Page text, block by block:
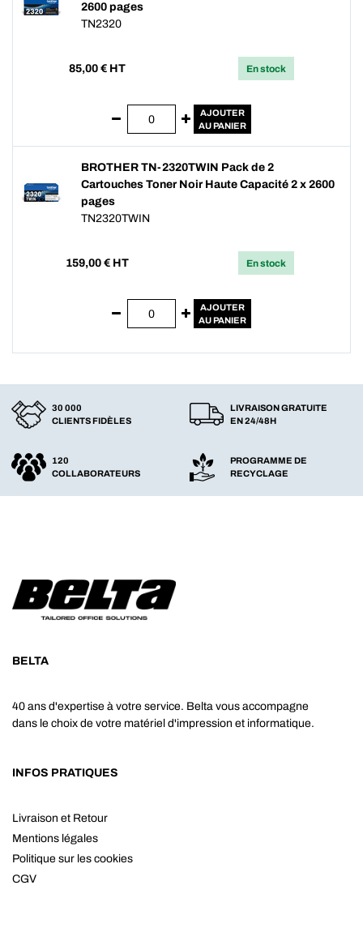
2600 pages
TN2320
85,00 € HT En stock
AJOUTER
AU PANIER
BROTHER TN-2320TWIN Pack de 2
Cartouches Toner Noir Haute Capacité 2 x 2600
pages
TN2320TWIN
159,00 € HT En stock
AJOUTER
AU PANIER
30 000
CLIENTS FIDÈLES
LIVRAISON GRATUITE
EN 24/48H
120
COLLABORATEURS
PROGRAMME DE
RECYCLAGE
BELTA
40 ans d'expertise à votre service. Belta vous accompagne
dans le choix de votre matériel d'impression et informatique.
INFOS PRATIQUES
Livraison et Retour
Mentions légales
Politique sur les cookies
CGV